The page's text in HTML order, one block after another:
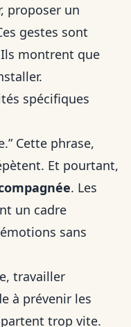
proposer un
gestes sont
montrent que
spécifiques
Cette phrase,
Et pourtant,
. Les
un cadre
sans
travailler
à prévenir les
trop vite.